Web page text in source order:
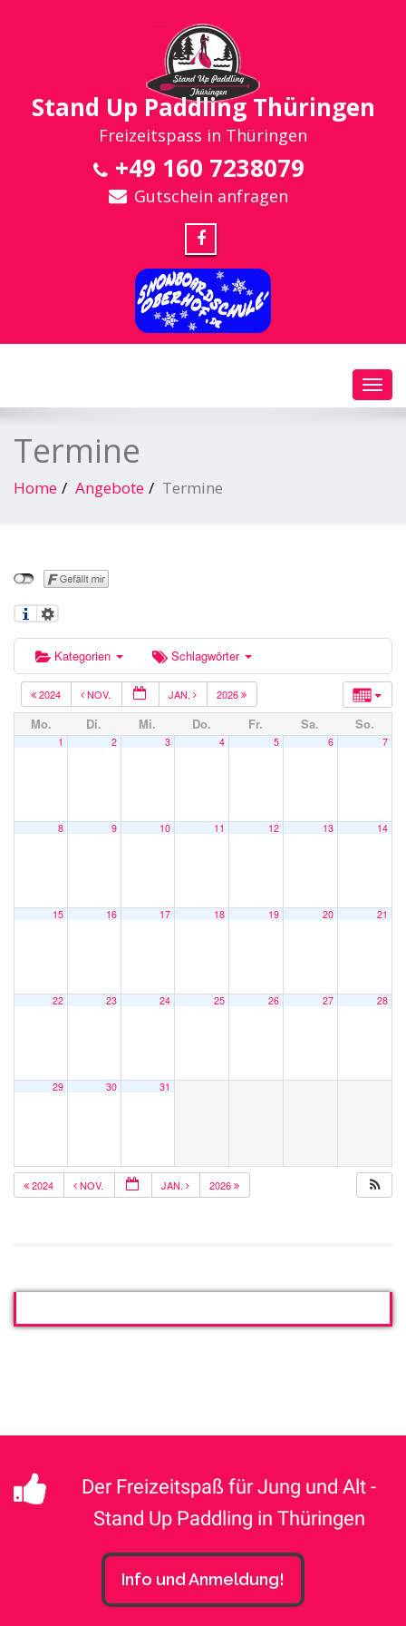
Stand Up Paddling Thüringen
Freizeitspass in Thüringen
+49 160 7238079
Gutschein anfragen
Termine
Home Angebote Termine
Kategorien Schlagwörter
2024 NOV. JAN. 2026
Mo. Di. Mi. Do. Fr. Sa. So.
1 2 3 4 5 6 7
8 9 10 11 12 13 14
15 16 17 18 19 20 21
22 23 24 25 26 27 28
29 30 31
2024 NOV. JAN. 2026
Der Freizeitspaß für Jung und Alt -
Stand Up Paddling in Thüringen
Info und Anmeldung!